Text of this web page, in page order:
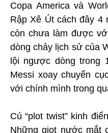
Copa America và
Rập Xê Út cách đây 4
còn chưa làm được
dòng chảy lịch sử của
lội ngược dòng trong
Messi xoay chuyển
với chính mình trong
Cú “plot twist” kinh
Những giọt nước mắt